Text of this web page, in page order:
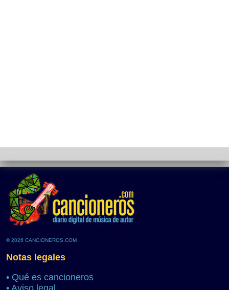
© 2026 CANCIONEROS.COM
Notas legales
• Qué es cancioneros